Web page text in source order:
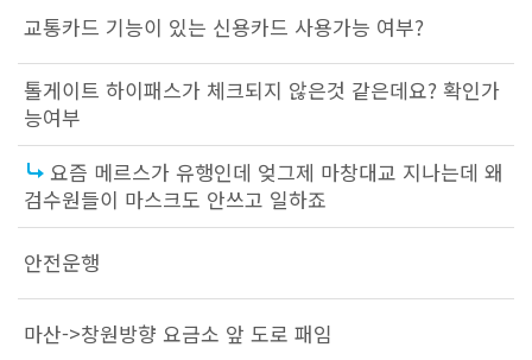
교통카드 기능이 있는 신용카드 사용가능 여부?
톨게이트 하이패스가 체크되지 않은것 같은데요? 확인가
능여부
요즘 메르스가 유행인데 엊그제 마창대교 지나는데 왜
검수원들이 마스크도 안쓰고 일하죠
안전운행
마산->창원방향 요금소 앞 도로 패임